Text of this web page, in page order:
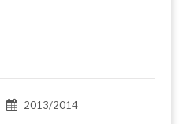
2013/2014